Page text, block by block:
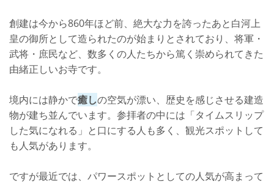
創建は今から860年ほど前、絶大な力を誇ったあと白河上
皇の御所として造られたのが始まりとされており、将軍・
武将・庶民など、数多くの人たちから篤く崇められてきた
由緒正しいお寺です。
境内には静かで癒しの空気が漂い、歴史を感じさせる建造
物が建ち並んでいます。参拝者の中には「タイムスリップ
した気になれる」と口にする人も多く、観光スポットして
も人気があります。
ですが最近では、パワースポットとしての人気が高まって